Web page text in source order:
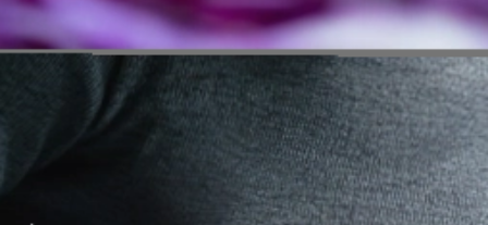
https://erci.edu.vn/tac-hai-cua-bap-cai-tim